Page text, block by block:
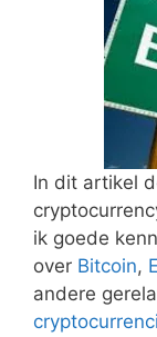
In dit artikel
ik goede
over Bitcoin,
andere